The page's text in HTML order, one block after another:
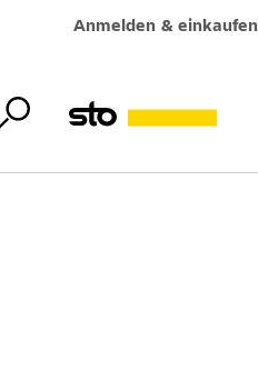
Anmelden & einkaufen